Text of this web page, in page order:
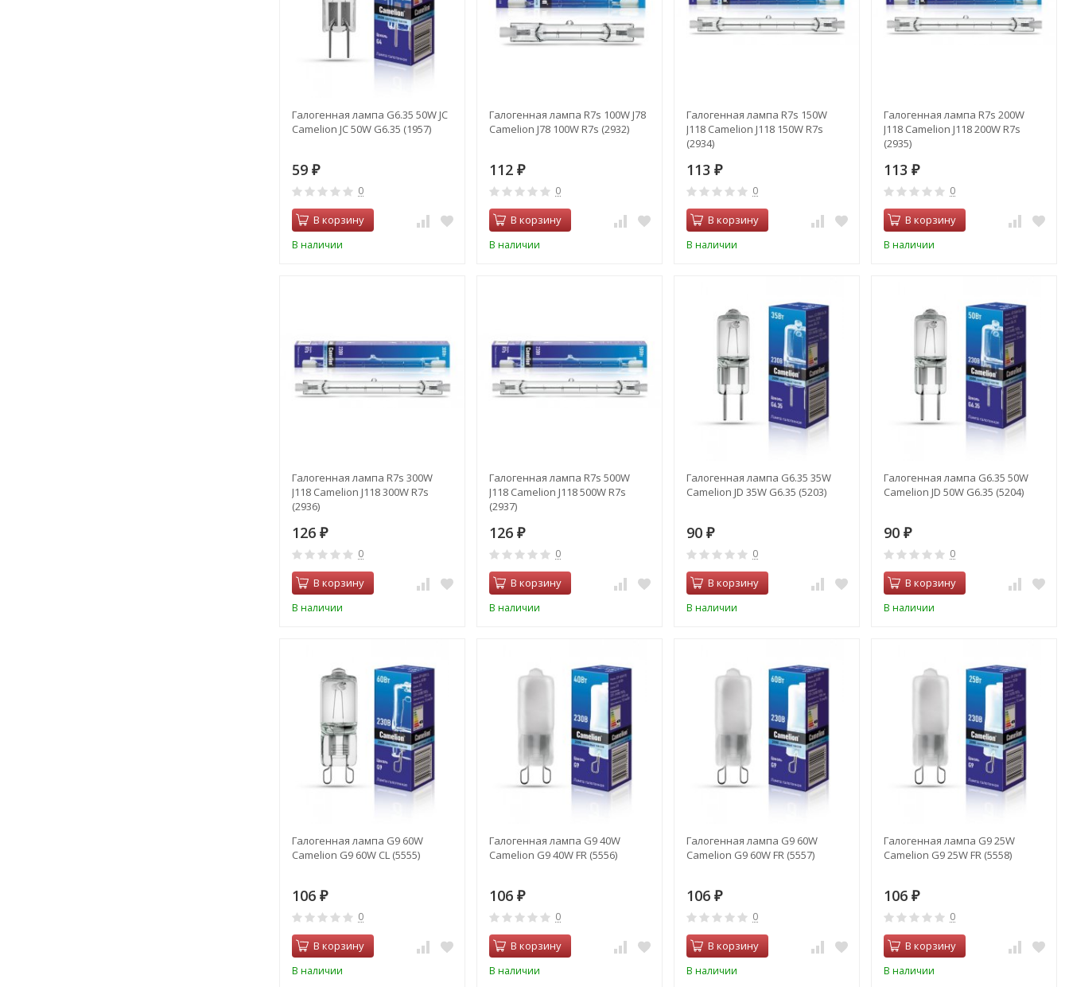
Галогенная лампа G6.35 50W JC
Camelion JC 50W G6.35 (1957)
59 ₽
0
В корзину
В наличии
Галогенная лампа R7s 100W J78
Camelion J78 100W R7s (2932)
112 ₽
0
В корзину
В наличии
Галогенная лампа R7s 150W
J118 Camelion J118 150W R7s
(2934)
113 ₽
0
В корзину
В наличии
Галогенная лампа R7s 200W
J118 Camelion J118 200W R7s
(2935)
113 ₽
0
В корзину
В наличии
Галогенная лампа R7s 300W
J118 Camelion J118 300W R7s
(2936)
126 ₽
0
В корзину
В наличии
Галогенная лампа R7s 500W
J118 Camelion J118 500W R7s
(2937)
126 ₽
0
В корзину
В наличии
Галогенная лампа G6.35 35W
Camelion JD 35W G6.35 (5203)
90 ₽
0
В корзину
В наличии
Галогенная лампа G6.35 50W
Camelion JD 50W G6.35 (5204)
90 ₽
0
В корзину
В наличии
Галогенная лампа G9 60W
Camelion G9 60W CL (5555)
106 ₽
0
В корзину
В наличии
Галогенная лампа G9 40W
Camelion G9 40W FR (5556)
106 ₽
0
В корзину
В наличии
Галогенная лампа G9 60W
Camelion G9 60W FR (5557)
106 ₽
0
В корзину
В наличии
Галогенная лампа G9 25W
Camelion G9 25W FR (5558)
106 ₽
0
В корзину
В наличии